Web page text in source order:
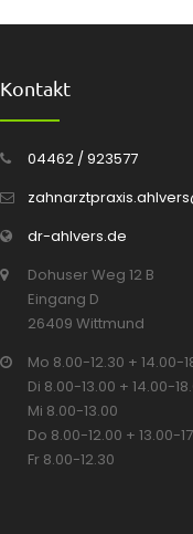
Kontakt
04462 / 923577
dr-ahlvers.de
Dohuser Weg 12 B
Eingang D
26409 Wittmund
Mo 8.00-12.30 + 14.00-
Di 8.00-13.00 + 14.00-
Mi 8.00-13.00
Do 8.00-12.00 + 13.00-
Fr 8.00-12.30